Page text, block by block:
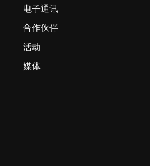
电子通讯
合作伙伴
活动
媒体